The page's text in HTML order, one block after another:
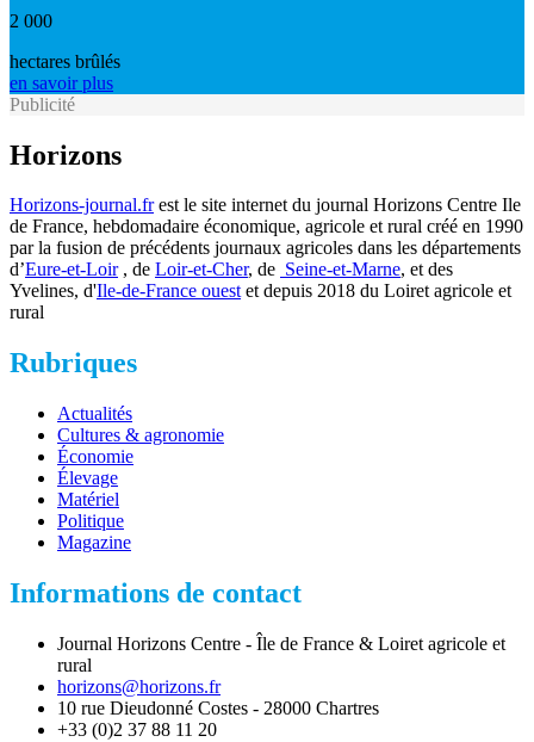
2 000
hectares brûlés
en savoir plus
Publicité
Horizons
Horizons-journal.frest le site internet du journal Horizons Centre Ile
de France, hebdomadaire économique, agricole et rural créé en 1990
par la fusion de précédents journaux agricoles dans les départements
d’Eure-et-Loir, de Loir-et-Cher, de Seine-et-Marne, et des
Yvelines, d'Ile-de-France ouestet depuis 2018 du Loiret agricole et
rural
Rubriques
Actualités
Cultures & agronomie
Économie
Élevage
Matériel
Politique
Magazine
Informations de contact
Journal Horizons Centre - Île de France & Loiret agricole et
rural
horizons@horizons.fr
10 rue Dieudonné Costes - 28000 Chartres
+33 (0)2 37 88 11 20